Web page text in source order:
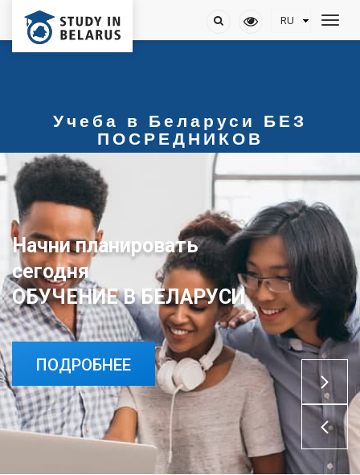
Учеба в Беларуси БЕЗ
ПОСРЕДНИКОВ
Начни планировать
сегодня
ОБУЧЕНИЕ В БЕЛАРУСИ
ПОДРОБНЕЕ